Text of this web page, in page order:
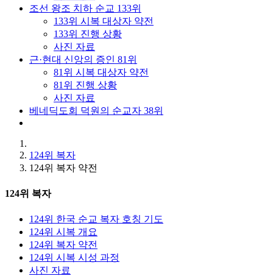
조선 왕조 치하 순교 133위
133위 시복 대상자 약전
133위 진행 상황
사진 자료
근·현대 신앙의 증인 81위
81위 시복 대상자 약전
81위 진행 상황
사진 자료
베네딕도회 덕원의 순교자 38위
124위 복자
124위 복자 약전
124위 복자
124위 한국 순교 복자 호칭 기도
124위 시복 개요
124위 복자 약전
124위 시복 시성 과정
사진 자료